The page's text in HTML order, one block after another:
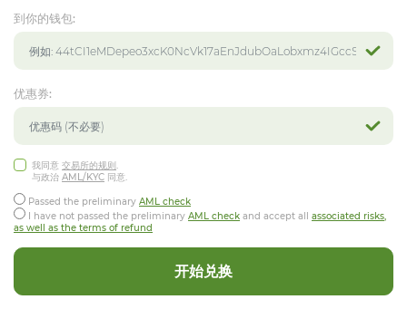
到你的钱包:
优惠券:
我同意 交易所的规则.
与政治 AML/KYC 同意.
Passed the preliminary AML check
I have not passed the preliminary AML check and accept all associated risks,
as well as the terms of refund
开始兑换